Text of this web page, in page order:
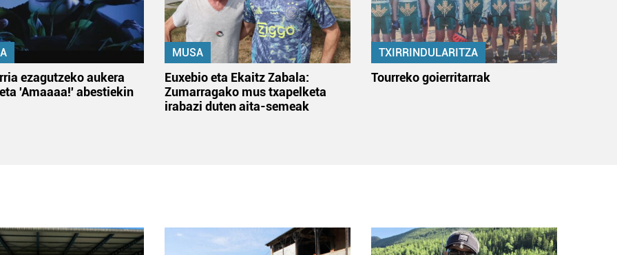
ezagutzeko aukera
'Amaaaa!' abestiekin
MUSA
Euxebio eta Ekaitz Zabala:
Zumarragako mus txapelketa
irabazi duten aita-semeak
TXIRRINDULARITZA
Tourreko goierritarrak